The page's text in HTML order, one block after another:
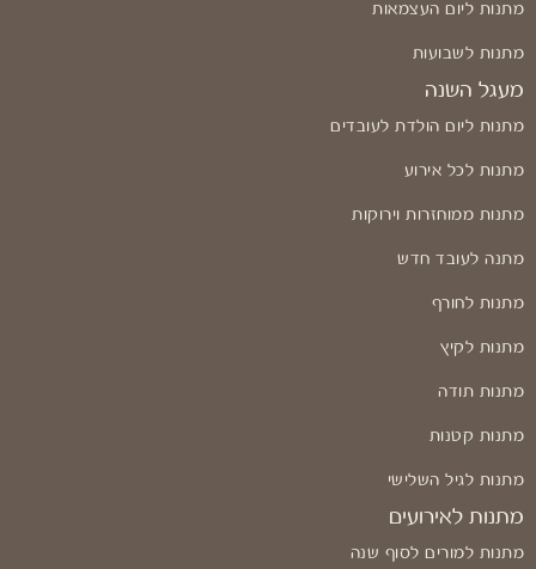
מתנות ליום העצמאות
מתנות לשבועות
מעגל השנה
מתנות ליום הולדת לעובדים
מתנות לכל אירוע
מתנות ממוחזרות וירוקות
מתנה לעובד חדש
מתנות לחורף
מתנות לקיץ
מתנות תודה
מתנות קטנות
מתנות לגיל השלישי
מתנות לאירועים
מתנות למורים לסוף שנה